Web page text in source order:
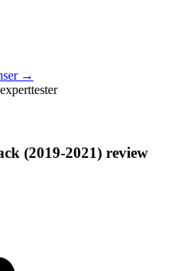
→
(2019-2021) review